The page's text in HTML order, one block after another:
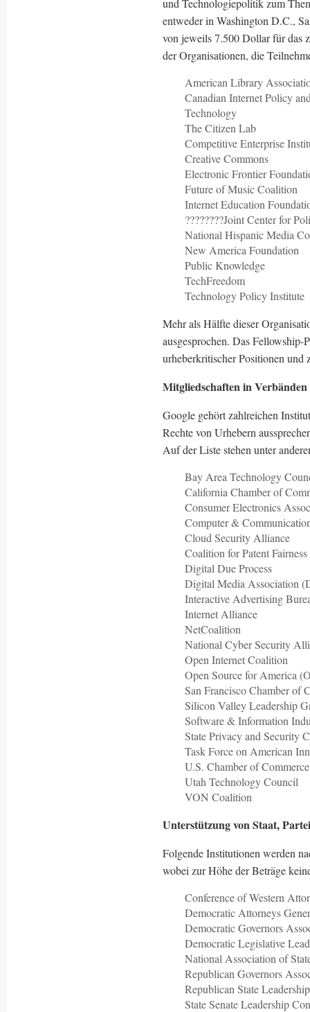
und Technologiepolitik zum
entweder in Washington D.C.,
von jeweils 7.500 Dollar für das
der Organisationen, die
American Library
Canadian Internet Policy
Technology
The Citizen Lab
Competitive Enterprise
Creative Commons
Electronic Frontier
Future of Music Coalition
Internet Education
????????Joint Center for
National Hispanic Media
New America Foundation
Public Knowledge
TechFreedom
Technology Policy Institute
Mehr als Hälfte dieser
ausgesprochen. Das
urheberkritischer Positionen
Mitgliedschaften in
Google gehört zahlreichen
Rechte von Urhebern
Auf der Liste stehen unter
Bay Area Technology
California Chamber of
Consumer Electronics
Computer &
Cloud Security Alliance
Coalition for Patent
Digital Due Process
Digital Media Association
Interactive Advertising
Internet Alliance
NetCoalition
National Cyber Security
Open Internet Coalition
Open Source for America
San Francisco Chamber of
Silicon Valley Leadership
Software & Information
State Privacy and Security
Task Force on American
U.S. Chamber of Commerce
Utah Technology Council
VON Coalition
Unterstützung von Staat,
Folgende Institutionen werden
wobei zur Höhe der Beträge
Conference of Western
Democratic Attorneys
Democratic Governors
Democratic Legislative
National Association of
Republican Governors
Republican State
State Senate Leadership